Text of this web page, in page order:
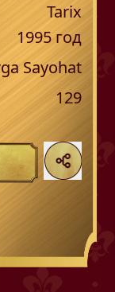
Tarix
1995год
Sayohat
129